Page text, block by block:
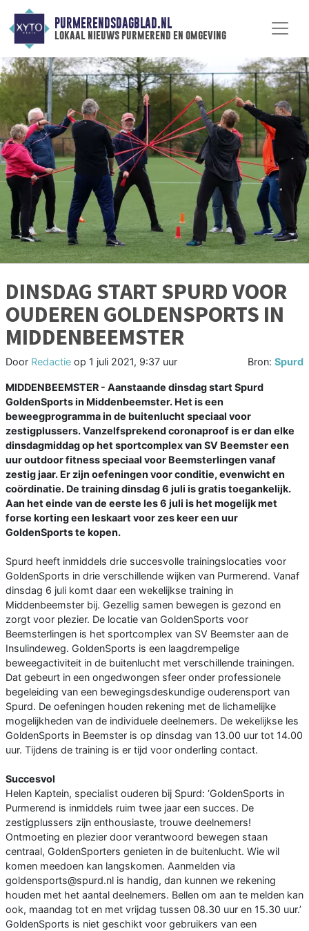
PURMERENDSDAGBLAD.NL
lokaal nieuws purmerend en omgeving
DINSDAG START SPURD VOOR
OUDEREN GOLDENSPORTS IN
MIDDENBEEMSTER
Door Redactie op 1 juli 2021, 9:37 uur Bron: Spurd
MIDDENBEEMSTER - Aanstaande dinsdag start Spurd
GoldenSports in Middenbeemster. Het is een
beweegprogramma in de buitenlucht speciaal voor
zestigplussers. Vanzelfsprekend coronaproof is er dan elke
dinsdagmiddag op het sportcomplex van SV Beemster een
uur outdoor fitness speciaal voor Beemsterlingen vanaf
zestig jaar. Er zijn oefeningen voor conditie, evenwicht en
coördinatie. De training dinsdag 6 juli is gratis toegankelijk.
Aan het einde van de eerste les 6 juli is het mogelijk met
forse korting een leskaart voor zes keer een uur
GoldenSports te kopen.
Spurd heeft inmiddels drie succesvolle trainingslocaties voor
GoldenSports in drie verschillende wijken van Purmerend. Vanaf
dinsdag 6 juli komt daar een wekelijkse training in
Middenbeemster bij. Gezellig samen bewegen is gezond en
zorgt voor plezier. De locatie van GoldenSports voor
Beemsterlingen is het sportcomplex van SV Beemster aan de
Insulindeweg. GoldenSports is een laagdrempelige
beweegactiviteit in de buitenlucht met verschillende trainingen.
Dat gebeurt in een ongedwongen sfeer onder professionele
begeleiding van een bewegingsdeskundige ouderensport van
Spurd. De oefeningen houden rekening met de lichamelijke
mogelijkheden van de individuele deelnemers. De wekelijkse les
GoldenSports in Beemster is op dinsdag van 13.00 uur tot 14.00
uur. Tijdens de training is er tijd voor onderling contact.
Succesvol
Helen Kaptein, specialist ouderen bij Spurd: ‘GoldenSports in
Purmerend is inmiddels ruim twee jaar een succes. De
zestigplussers zijn enthousiaste, trouwe deelnemers!
Ontmoeting en plezier door verantwoord bewegen staan
centraal, GoldenSporters genieten in de buitenlucht. Wie wil
komen meedoen kan langskomen. Aanmelden via
goldensports@spurd.nl is handig, dan kunnen we rekening
houden met het aantal deelnemers. Bellen om aan te melden kan
ook, maandag tot en met vrijdag tussen 08.30 uur en 15.30 uur.’
GoldenSports is niet geschikt voor gebruikers van een